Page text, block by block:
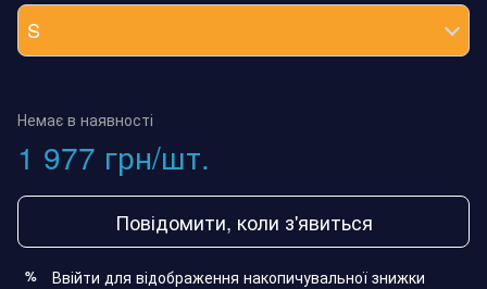
S
Немає в наявності
1 977 грн/шт.
Повідомити, коли з'явиться
% Ввійти для відображення накопичувальної знижки